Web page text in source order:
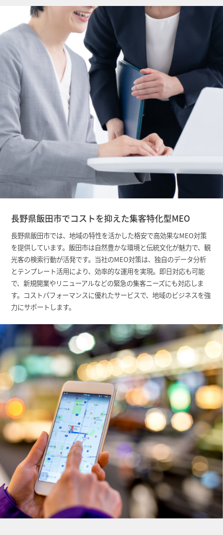
長野県飯田市でコストを抑えた集客特化型MEO
長野県飯田市では、地域の特性を活かした格安で高効果なMEO対策
を提供しています。飯田市は自然豊かな環境と伝統文化が魅力で、観
光客の検索行動が活発です。当社のMEO対策は、独自のデータ分析
とテンプレート活用により、効率的な運用を実現。即日対応も可能
で、新規開業やリニューアルなどの緊急の集客ニーズにも対応しま
す。コストパフォーマンスに優れたサービスで、地域のビジネスを強
力にサポートします。